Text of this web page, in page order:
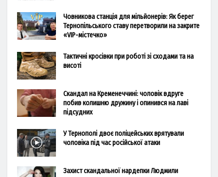
Човникова станція для мільйонерів: Як берег
Тернопільського ставу перетворили на закрите
«VIP-містечко»
Тактичні кросівки при роботі зі сходами та на
висоті
Скандал на Кременеччині: чоловік вдруге
побив колишню дружину і опинився на лаві
підсудних
У Тернополі двоє поліцейських врятували
чоловіка під час російської атаки
Захист скандальної нардепки Людмили